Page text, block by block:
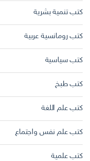
كتب تنمية بشرية
كتب رومانسية عربية
كتب سياسية
كتب طبخ
كتب علم اللغة
كتب علم نفس واجتماع
كتب علمية